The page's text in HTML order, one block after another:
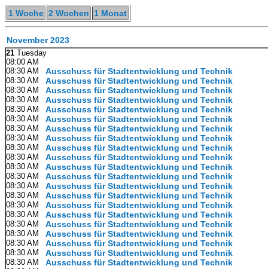
1 Woche 2 Wochen 1 Monat
November 2023
21 Tuesday
08:00 AM
08:30 AM
Ausschuss für Stadtentwicklung und Technik
08:30 AM Ausschuss für Stadtentwicklung und Technik
08:30 AM Ausschuss für Stadtentwicklung und Technik
08:30 AM Ausschuss für Stadtentwicklung und Technik
08:30 AM Ausschuss für Stadtentwicklung und Technik
08:30 AM Ausschuss für Stadtentwicklung und Technik
08:30 AM Ausschuss für Stadtentwicklung und Technik
08:30 AM Ausschuss für Stadtentwicklung und Technik
08:30 AM Ausschuss für Stadtentwicklung und Technik
08:30 AM Ausschuss für Stadtentwicklung und Technik
08:30 AM Ausschuss für Stadtentwicklung und Technik
08:30 AM Ausschuss für Stadtentwicklung und Technik
08:30 AM Ausschuss für Stadtentwicklung und Technik
08:30 AM Ausschuss für Stadtentwicklung und Technik
08:30 AM Ausschuss für Stadtentwicklung und Technik
08:30 AM Ausschuss für Stadtentwicklung und Technik
08:30 AM Ausschuss für Stadtentwicklung und Technik
08:30 AM Ausschuss für Stadtentwicklung und Technik
08:30 AM Ausschuss für Stadtentwicklung und Technik
08:30 AM Ausschuss für Stadtentwicklung und Technik
08:30 AM Ausschuss für Stadtentwicklung und Technik